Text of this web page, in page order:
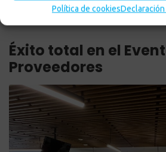
Política de cookies
Éxito total en el
Proveedores